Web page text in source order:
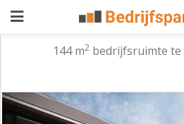
aanbieden
Pand
144 m2 bedrijfsruimte